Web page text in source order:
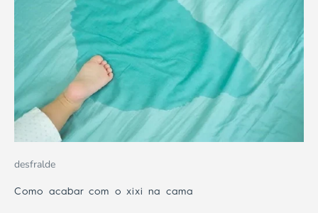
desfralde
Como acabar com o xixi na cama